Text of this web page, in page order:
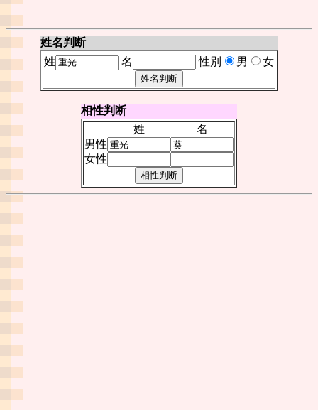
姓名判断
姓
名 性別 男 女
相性判断
姓
名
男性
女性